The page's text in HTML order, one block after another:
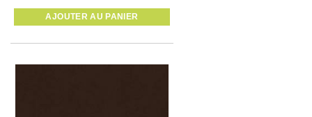
AJOUTER AU PANIER